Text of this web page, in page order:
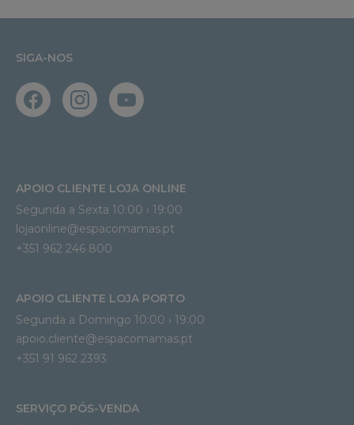
SIGA-NOS
APOIO CLIENTE LOJA ONLINE
Segunda a Sexta 10:00 › 19:00
lojaonline@espacomamas.pt
+351 962 246 800
APOIO CLIENTE LOJA PORTO
Segunda a Domingo 10:00 › 19:00
apoio.cliente@espacomamas.pt
+351 91 962 2393
SERVIÇO PÓS-VENDA